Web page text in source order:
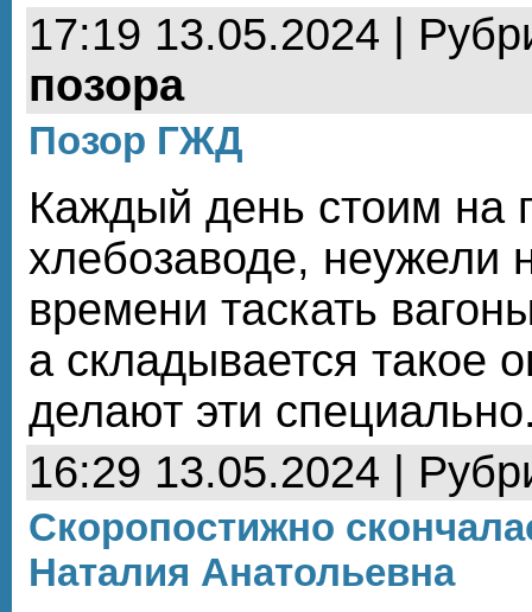
17:19 13.05.2024 |
позора
Позор ГЖД
Каждый день стоим на
хлебозаводе, неужели
времени таскать
а складывается такое
делают эти
16:29 13.05.2024 |
Скоропостижно
Наталия Анатольевна